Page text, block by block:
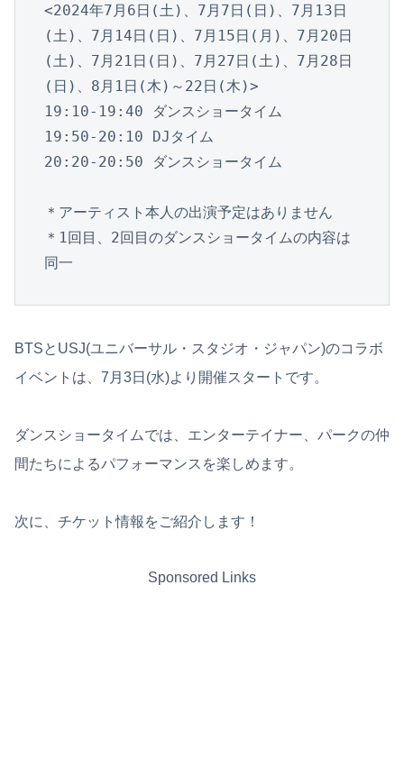
<2024年7月6日(土)、7月7日(日)、7月13日
(土)、7月14日(日)、7月15日(月)、7月20日
(土)、7月21日(日)、7月27日(土)、7月28日
(日)、8月1日(木)～22日(木)>
19:10-19:40 ダンスショータイム
19:50-20:10 DJタイム
20:20-20:50 ダンスショータイム
＊アーティスト本人の出演予定はありません
＊1回目、2回目のダンスショータイムの内容は
同一
BTSとUSJ(ユニバーサル・スタジオ・ジャパン)のコラボ
イベントは、7月3日(水)より開催スタートです。
ダンスショータイムでは、エンターテイナー、パークの仲
間たちによるパフォーマンスを楽しめます。
次に、チケット情報をご紹介します！
Sponsored Links